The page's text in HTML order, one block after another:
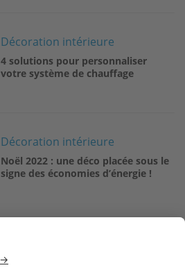
Décoration intérieure
4 solutions pour personnaliser
votre système de chauffage
Décoration intérieure
Noël 2022 : une déco placée sous le
signe des économies d’énergie !